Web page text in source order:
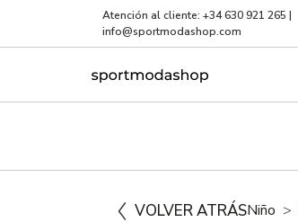
Atención al cliente: +34 630 921 265 |
info@sportmodashop.com
VOLVER ATRÁSNiño